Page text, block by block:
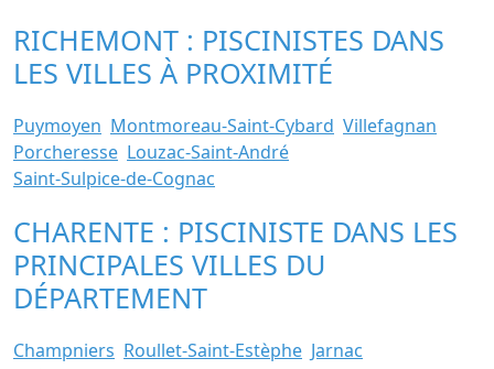
RICHEMONT : PISCINISTES DANS
LES VILLES À PROXIMITÉ
Puymoyen Montmoreau-Saint-Cybard Villefagnan
Porcheresse Louzac-Saint-André
Saint-Sulpice-de-Cognac
CHARENTE : PISCINISTE DANS LES
PRINCIPALES VILLES DU
DÉPARTEMENT
Champniers Roullet-Saint-Estèphe Jarnac